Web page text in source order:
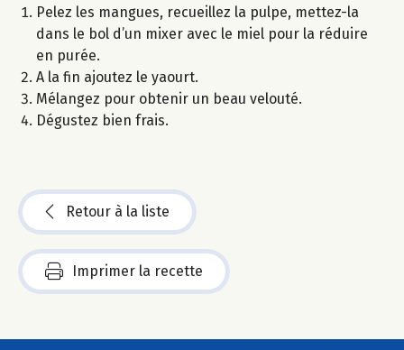
Pelez les mangues, recueillez la pulpe, mettez-la
dans le bol d’un mixer avec le miel pour la réduire
en purée.
A la fin ajoutez le yaourt.
Mélangez pour obtenir un beau velouté.
Dégustez bien frais.
Retour à la liste
Imprimer la recette